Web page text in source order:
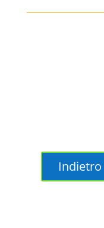
Indietro